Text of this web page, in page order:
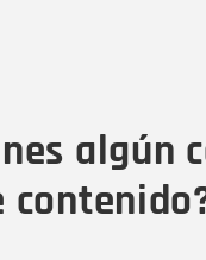
algún